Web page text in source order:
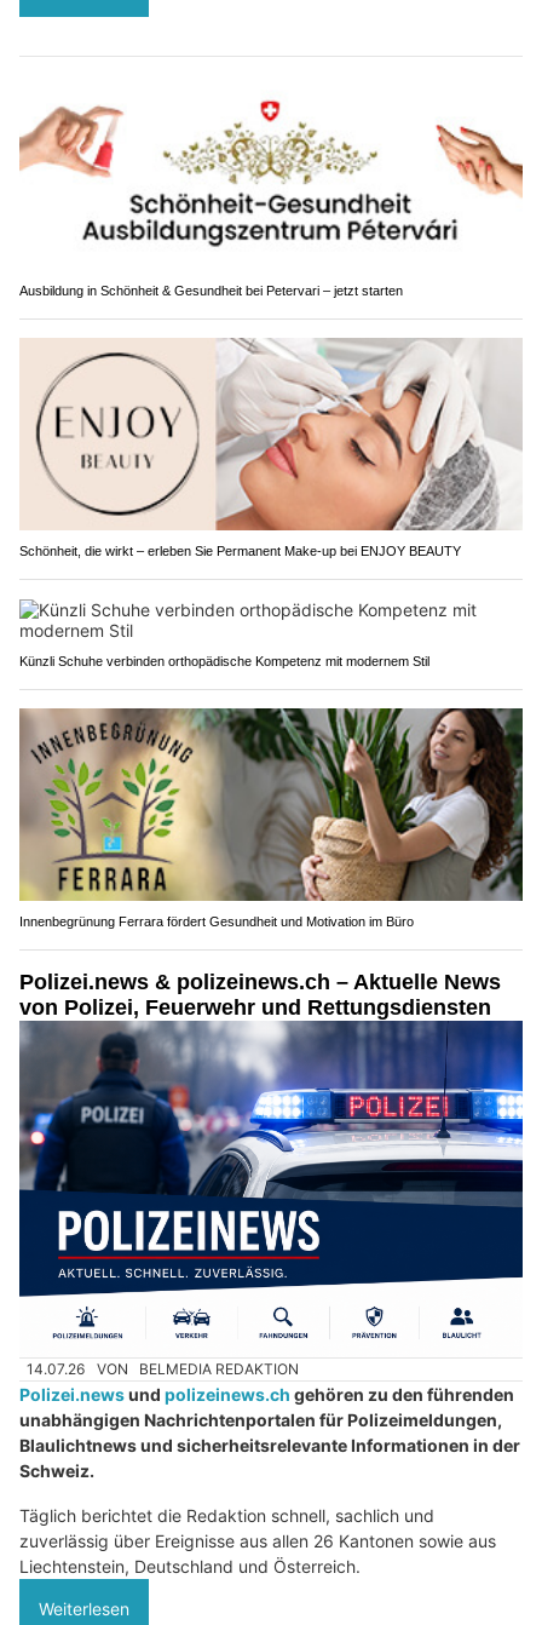
Ausbildung in Schönheit & Gesundheit bei Petervari – jetzt starten
Schönheit, die wirkt – erleben Sie Permanent Make-up bei ENJOY BEAUTY
Künzli Schuhe verbinden orthopädische Kompetenz mit modernem Stil
Innenbegrünung Ferrara fördert Gesundheit und Motivation im Büro
Polizei.news & polizeinews.ch – Aktuelle News
von Polizei, Feuerwehr und Rettungsdiensten
14.07.26 VON BELMEDIA REDAKTION
Polizei.newsund polizeinews.ch gehören zu den führenden
unabhängigen Nachrichtenportalen für Polizeimeldungen,
Blaulichtnews und sicherheitsrelevante Informationen in der
Schweiz.
Täglich berichtet die Redaktion schnell, sachlich und
zuverlässig über Ereignisse aus allen 26 Kantonen sowie aus
Liechtenstein, Deutschland und Österreich.
Weiterlesen